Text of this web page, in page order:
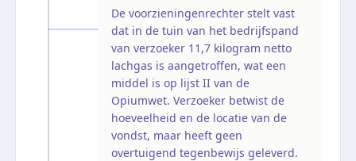
De voorzieningenrechter stelt vast
dat in de tuin van het bedrijfspand
van verzoeker 11,7 kilogram netto
lachgas is aangetroffen, wat een
middel is op lijst II van de
Opiumwet. Verzoeker betwist de
hoeveelheid en de locatie van de
vondst, maar heeft geen
overtuigend tegenbewijs geleverd.